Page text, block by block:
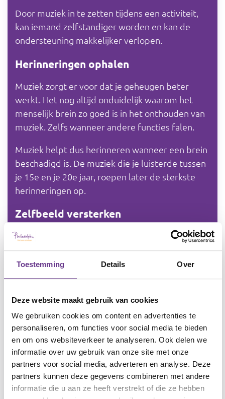
Toestemming Details Over
Deze website maakt gebruik van cookies
We gebruiken cookies om content en advertenties te
personaliseren, om functies voor social media te bieden
en om ons websiteverkeer te analyseren. Ook delen we
informatie over uw gebruik van onze site met onze
partners voor social media, adverteren en analyse. Deze
partners kunnen deze gegevens combineren met andere
informatie die u aan ze heeft verstrekt of die ze hebben
Door muziek in te zetten tijdens een activiteit,
kan iemand zelfstandiger worden en kan de
ondersteuning makkelijker verlopen.
Herinneringen ophalen
Muziek zorgt er voor dat je geheugen beter
werkt. Het nog altijd onduidelijk waarom het
menselijk brein zo goed is in het onthouden van
muziek. Zelfs wanneer andere functies falen.
Muziek helpt dus herinneren wanneer een brein
beschadigd is. De muziek die je luisterde tussen
je 15e en je 20e jaar, roepen later de sterkste
herinneringen op.
Zelfbeeld versterken
Luisteren naar muziek kan niet alleen je
stemming positief beïnvloeden, maar ook je
zelfvertrouwen een boost geven. Mensen met
een verstandelijke beperking hebben veelal last
bewust van hun beperking en voelen zich
daardoor minder waardevol wat kan leiden tot
onzekerheid en soms zelfs tot depressie (De
Bruijn, 2013).
Muziek biedt de mogelijkheid om de successen
van activiteiten te beleven en zich op eigen